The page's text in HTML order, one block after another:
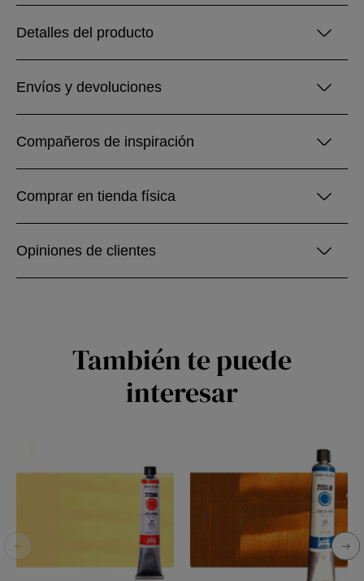
Detalles del producto
Envíos y devoluciones
Compañeros de inspiración
Comprar en tienda física
Opiniones de clientes
También te puede
interesar